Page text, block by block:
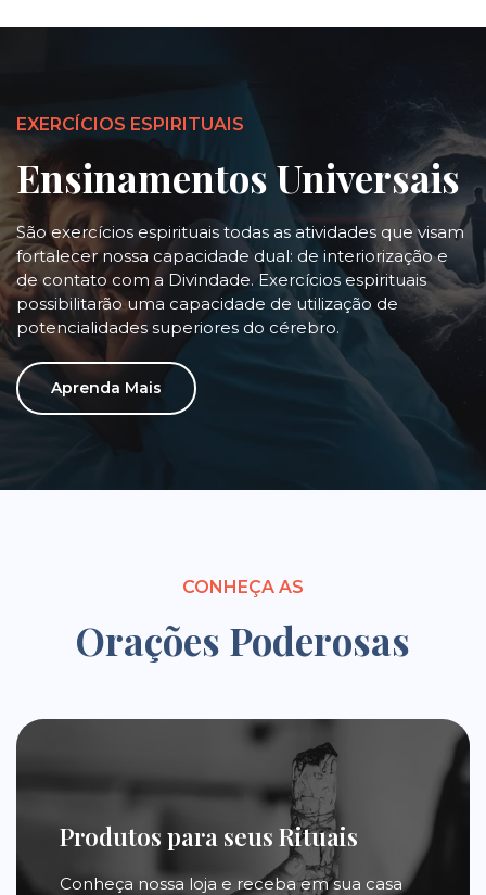
EXERCÍCIOS ESPIRITUAIS
Ensinamentos Universais
São exercícios espirituais todas as atividades que visam
fortalecer nossa capacidade dual: de interiorização e
de contato com a Divindade. Exercícios espirituais
possibilitarão uma capacidade de utilização de
potencialidades superiores do cérebro.
Aprenda Mais
CONHEÇA AS
Orações Poderosas
Produtos para seus Rituais
Conheça nossa loja e receba em sua casa